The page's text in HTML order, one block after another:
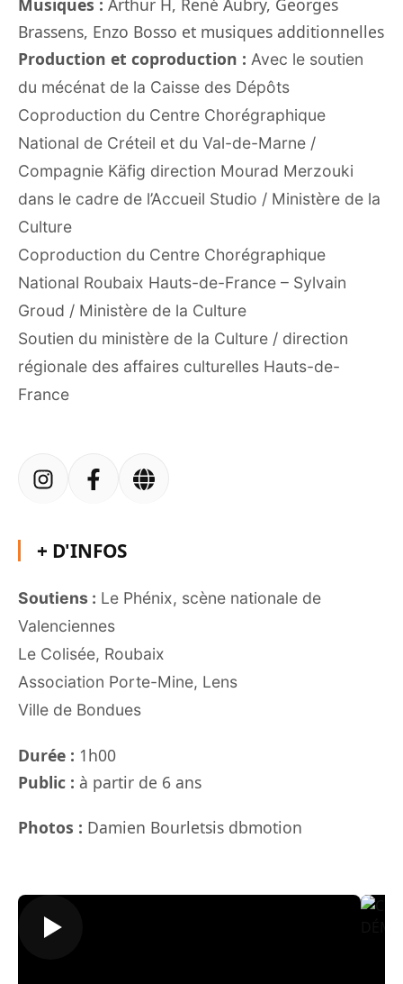
Musiques : Arthur H, René Aubry, Georges
Brassens, Enzo Bosso et musiques additionnelles
Production et coproduction : Avec le soutien
du mécénat de la Caisse des Dépôts
Coproduction du Centre Chorégraphique
National de Créteil et du Val-de-Marne /
Compagnie Käfig direction Mourad Merzouki
dans le cadre de l’Accueil Studio / Ministère de la
Culture
Coproduction du Centre Chorégraphique
National Roubaix Hauts-de-France – Sylvain
Groud / Ministère de la Culture
Soutien du ministère de la Culture / direction
régionale des affaires culturelles Hauts-de-
France
+ D'INFOS
Soutiens : Le Phénix, scène nationale de
Valenciennes
Le Colisée, Roubaix
Association Porte-Mine, Lens
Ville de Bondues
Durée : 1h00
Public : à partir de 6 ans
Photos : Damien Bourletsis dbmotion